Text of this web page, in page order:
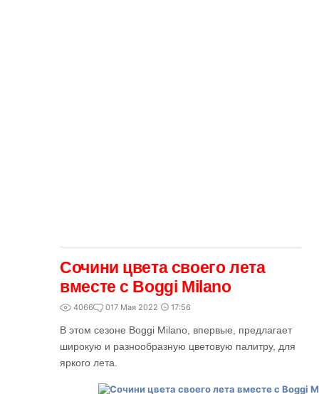
Сочини цвета своего лета
вместе с Boggi Milano
4066 017 Мая 2022 17:56
В этом сезоне Boggi Milano, впервые, предлагает
широкую и разнообразную цветовую палитру, для
яркого лета.